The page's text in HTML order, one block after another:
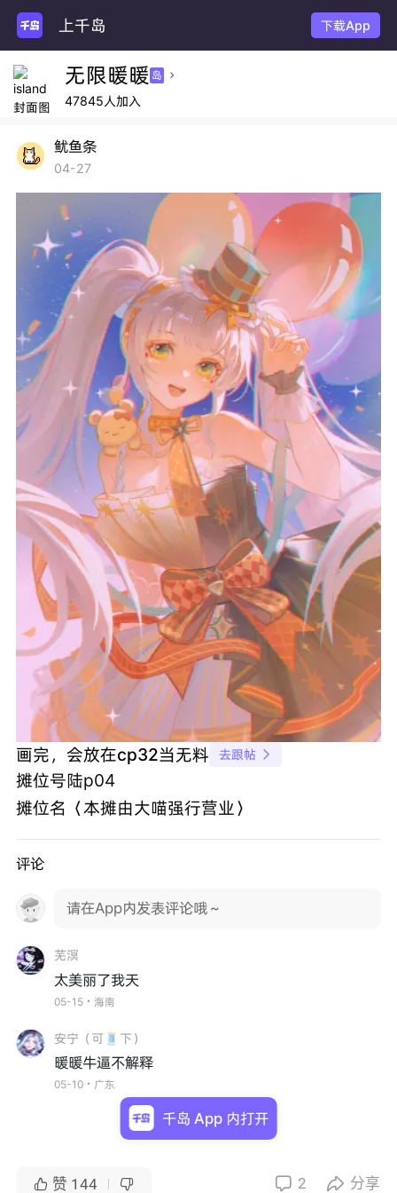
上千岛 下载App
无限暖暖 岛 
47845人加入
鱿鱼条
04-27
画完，会放在cp32当无料 去跟帖 
摊位号陆p04
摊位名〈本摊由大喵强行营业〉
评论
请在App内发表评论哦～
芜溟
太美丽了我天
05-15・海南
安宁（可🧵下）
暖暖牛逼不解释
05-10・广东
 赞 144   2  分享
千岛 App 内打开